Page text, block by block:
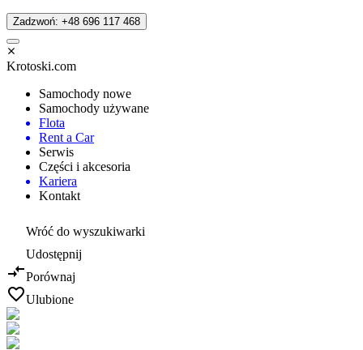
Zadzwoń: +48 696 117 468
Krotoski.com
Samochody nowe
Samochody używane
Flota
Rent a Car
Serwis
Części i akcesoria
Kariera
Kontakt
Wróć do wyszukiwarki
Udostępnij
Porównaj
Ulubione